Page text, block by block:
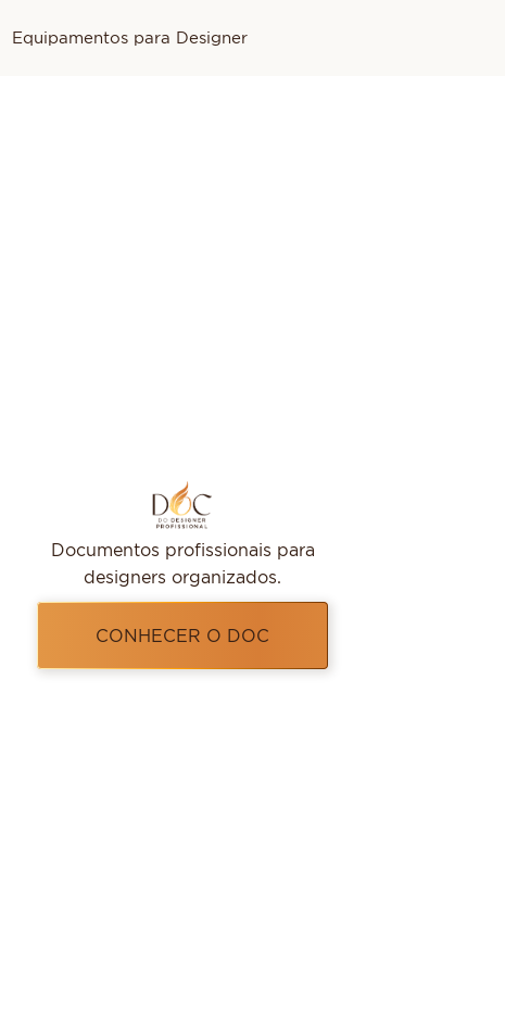
Equipamentos para Designer
Documentos profissionais para
designers organizados.
CONHECER O DOC